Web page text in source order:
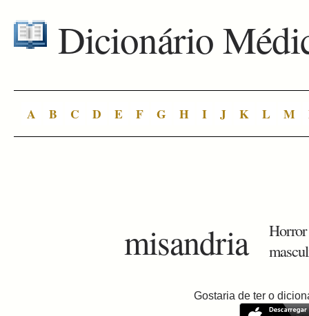
Dicionário
A B C D E F G H I J K L M
misandria
Horror
Gostaria de ter o